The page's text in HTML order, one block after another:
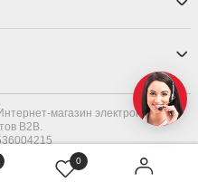
магазин электронных
B2B.
0